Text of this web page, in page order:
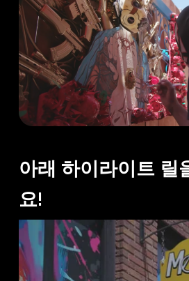
아래 하이라이트 릴
요!